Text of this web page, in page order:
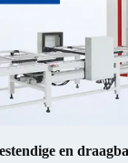
en